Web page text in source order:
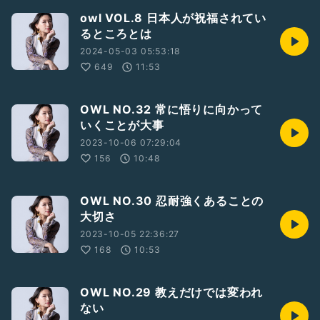
owl VOL.8 日本人が祝福されてい
るところとは
2024-05-03 05:53:18
649
11:53
OWL NO.32 常に悟りに向かって
いくことが大事
2023-10-06 07:29:04
156
10:48
OWL NO.30 忍耐強くあることの
大切さ
2023-10-05 22:36:27
168
10:53
OWL NO.29 教えだけでは変われ
ない